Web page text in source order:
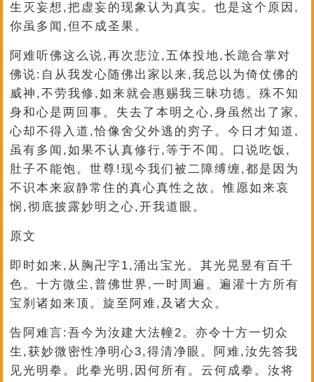
生灭妄想,把虚妄的现象认为真实。也是这个原因,
你虽多闻,但不成圣果。
阿难听佛这么说,再次悲泣,五体投地,长跪合掌对
佛说:自从我发心随佛出家以来,我总以为倚仗佛的
威神,不劳我修,如来就会惠赐我三昧功德。殊不知
身和心是两回事。失去了本明之心,身虽然出了家,
心却不得入道,恰像舍父外逃的穷子。今日才知道,
虽有多闻,如果不认真修行,等于不闻。口说吃饭,
肚子不能饱。世尊!现今我们被二障缚缠,都是因为
不识本来寂静常住的真心真性之故。惟愿如来哀
悯,彻底披露妙明之心,开我道眼。
原文
即时如来,从胸卍字1,涌出宝光。其光晃昱有百千
色。十方微尘,普佛世界,一时周遍。遍灌十方所有
宝刹诸如来顶。旋至阿难,及诸大众。
告阿难言:吾今为汝建大法幢2。亦令十方一切众
生,获妙微密性净明心3,得清净眼。阿难,汝先答我
见光明拳。此拳光明,因何所有。云何成拳。汝将